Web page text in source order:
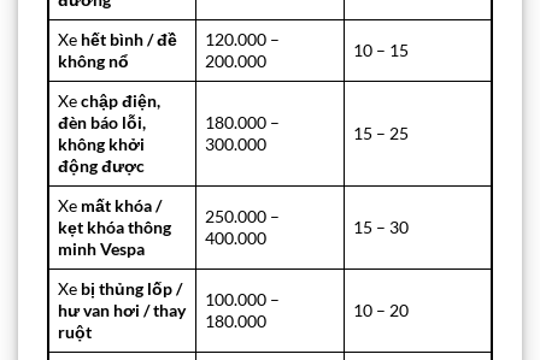
Xe hết bình / đề
không nổ
120.000 –
200.000
10 – 15
Xechập điện,
đèn báo lỗi,
không khởi
động được
180.000 –
300.000
15 – 25
Xe mất khóa /
kẹt khóa thông
minh Vespa
250.000 –
400.000
15 – 30
Xe bị thủng lốp /
hư van hơi / thay
ruột
100.000 –
180.000
10 – 20